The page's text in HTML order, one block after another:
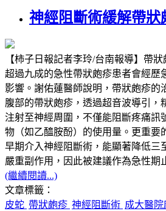
神經阻斷術緩解帶
【柿子日報記者李玲/台南報導】帶
超過九成的急性帶狀皰疹患者會經歷
影響。謝佑蓮醫師說明，帶狀皰疹
腹部的帶狀皰疹，透過超音波導引，
注射至神經周圍，不僅能阻斷疼痛訊
物（如乙醯胺酚）的使用量。更重要
早期介入神經阻斷術，能顯著降低三
嚴重副作用，因此被建議作為急性期
(繼續閱讀...)
文章標籤：
皮蛇 帶狀皰疹 神經阻斷術 成大醫院